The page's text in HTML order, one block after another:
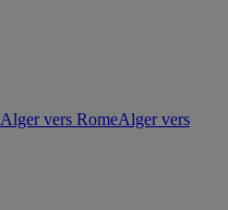
Alger vers RomeAlger vers